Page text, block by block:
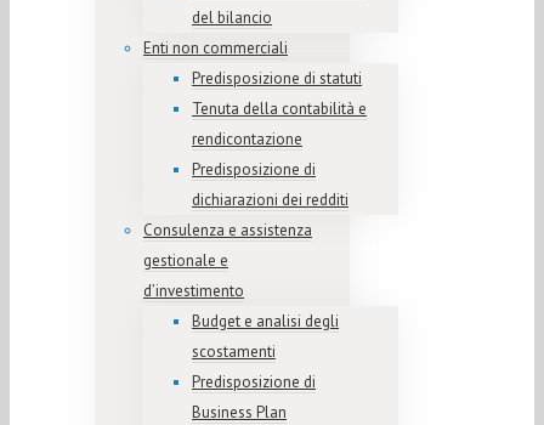
del bilancio
Enti non commerciali
Predisposizione di statuti
Tenuta della contabilità e
rendicontazione
Predisposizione di
dichiarazioni dei redditi
Consulenza e assistenza
gestionale e
d’investimento
Budget e analisi degli
scostamenti
Predisposizione di
Business Plan